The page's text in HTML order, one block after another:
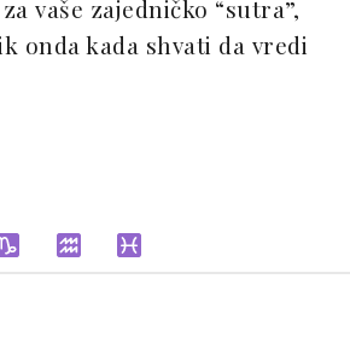
vaše zajedničko “sutra”,
onda kada shvati da vredi